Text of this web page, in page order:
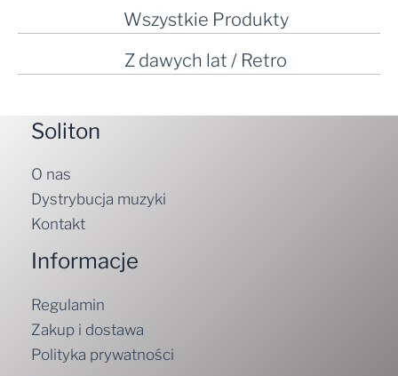
Wszystkie Produkty
Z dawych lat / Retro
Soliton
O nas
Dystrybucja muzyki
Kontakt
Informacje
Regulamin
Zakup i dostawa
Polityka prywatności